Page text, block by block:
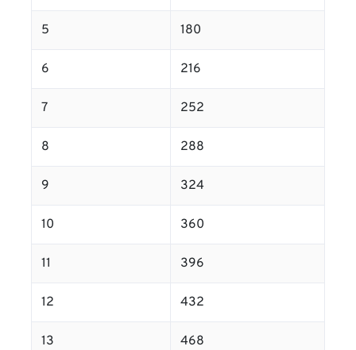
5 180
6 216
7 252
8 288
9 324
10 360
11 396
12 432
13 468